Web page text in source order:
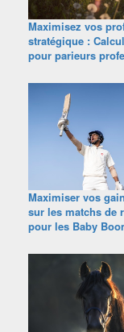
Maximisez vos
stratégique :
pour parieurs
Maximiser vos
sur les matchs de
pour les Baby